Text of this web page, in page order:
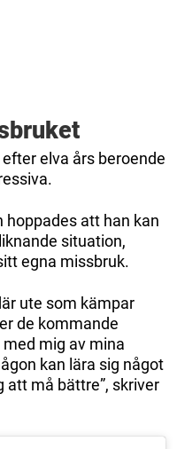
elva års beroende
hoppades att han kan
situation,
egna missbruk.
ute som kämpar
de kommande
mig av mina
kan lära sig något
att må bättre”, skriver